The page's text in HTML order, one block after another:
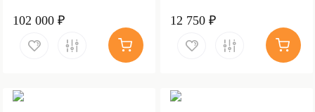
102 000 ₽ 12 750 ₽